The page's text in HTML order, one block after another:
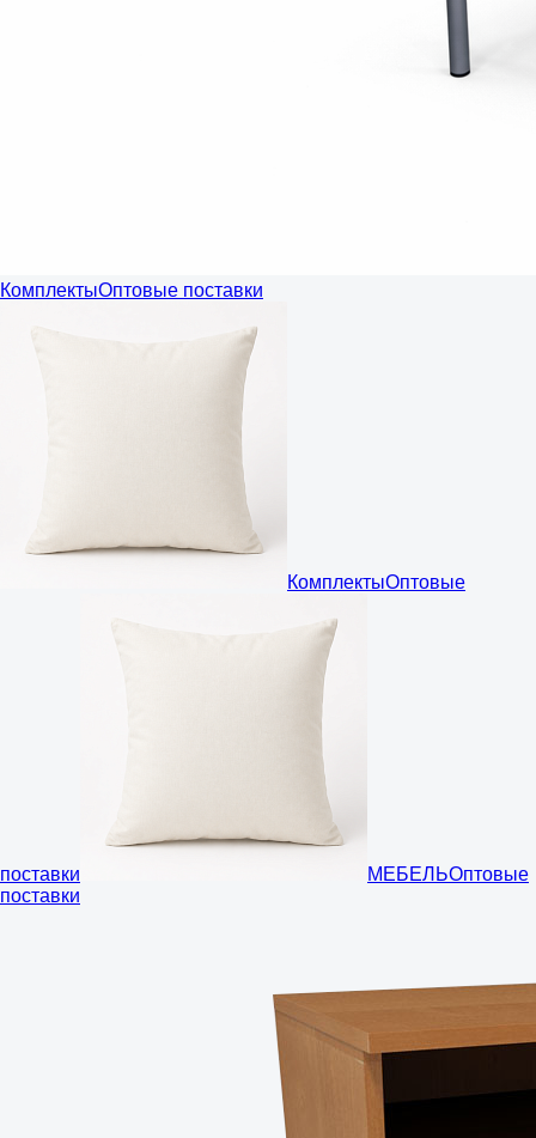
КомплектыОптовые поставки
КомплектыОптовые
поставки МЕБЕЛЬОптовые
поставки